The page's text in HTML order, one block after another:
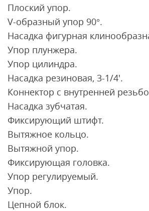
Плоский упор.
V-образный упор 90°.
Насадка фигурная
Упор плунжера.
Упор цилиндра.
Насадка резиновая, 3-1/4'.
Коннектор с внутренней
Насадка зубчатая.
Фиксирующий штифт.
Вытяжное кольцо.
Вытяжной упор.
Фиксирующая головка.
Упор регулируемый.
Упор.
Цепной блок.